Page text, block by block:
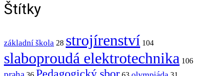
Štítky
základní škola 28 strojírenství 104
slaboproudá elektrotechnika 106